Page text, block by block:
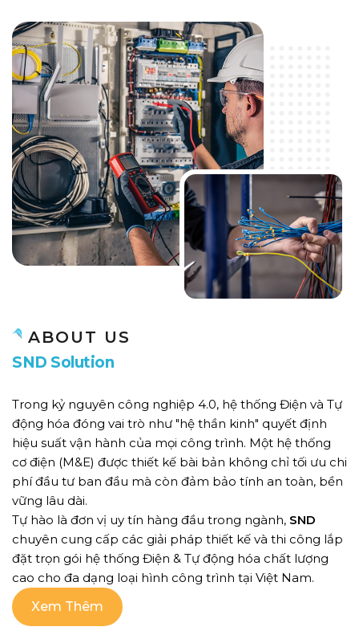
ABOUT US
SND So ution
Trong kỷ nguyên công nghiệp 4.0, hệ thống Điện và Tự
động hóa đóng vai trò như "hệ thần kinh" quyết định
hiệu suất vận hành của mọi công trình. Một hệ thống
cơ điện (M&E) được thiết kế bài bản không chỉ tối ưu chi
phí đầu tư ban đầu mà còn đảm bảo tính an toàn, bền
vững lâu dài.
Tự hào là đơn vị uy tín hàng đầu trong ngành, SND
chuyên cung cấp các giải pháp thiết kế và thi công lắp
đặt trọn gói hệ thống Điện & Tự động hóa chất lượng
cao cho đa dạng loại hình công trình tại Việt Nam.
✅ Nhà máy công nghiệp (nặng & nhẹ)
Xem Thêm